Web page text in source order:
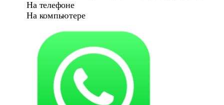
На телефоне
На компьютере